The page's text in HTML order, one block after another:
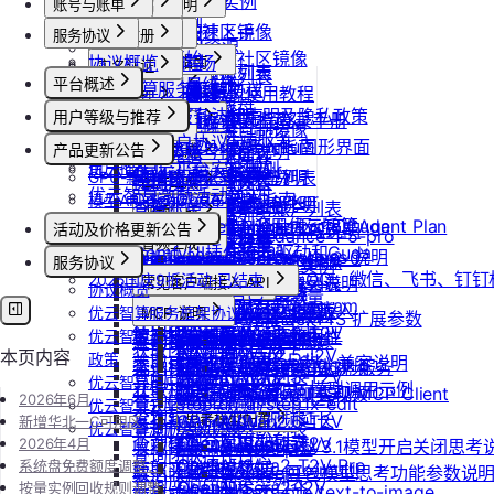
创建实例
登录实例
本地数据上传
文件管理
制作私有镜像
调用公共模型库
防火墙及端口设置
配置外网加速
云硬盘扩容与挂载
云存储挂载
模型库挂载
自启动
手动安装监控
无卡模式
发布社区镜像
如何发布社区镜像
更新已发布的社区镜像
计费与回收
计费概览
计费方式说明
到期或欠费说明
续费管理
回收规则
GPU最佳实践
Isaac系列镜像使用教程
Windows实例远程登录手册
通过VNC搭建Ubuntu图形界面
ubuntu如何安装Dify
ubuntu如何安装Docker
Windows安装Nvidia驱动和Cuda
ubuntu安装Nvidia驱动和Cuda
使用LangBot快速部署QQ、微信、飞书、钉钉
使用Clawdbot连接Telegram
使用Clawdbot连接飞书
GPU实例
创建GPU资源
获取实例资源列表
启动实例
关闭实例
删除实例
重启实例
重装实例
重置实例密码
升降配实例
获取支持的可用区信息列表
查询网络加速服务状态
检查指定规格的资源可用性
获取可用机型列表
获取机型族列表
查询软件端口映射列表
查询模型仓库模型列表
获取实例监控数据
实例镜像
获取自制镜像列表
创建自制镜像
删除算力平台自制镜像
获取社区镜像列表
获取平台镜像列表
查询镜像已共享的账户列表
获取镜像标签列表
查询他人共享给自己的镜像
查询已收藏的镜像列表
查询自己发布的社区镜像
查询指定用户的社区镜像
查询镜像制作进度
共享/取消共享镜像
发布镜像到社区
收藏镜像
取消收藏镜像
磁盘与云存储
创建并挂载云盘
删除云盘
卸载云盘
扩容云盘
挂载已有云盘
查询云盘扩容价格
挂载 US3 对象存储到实例
云存储文件上传和下载
团队管理
创建团队
邀请成员加入团队
删除团队
查询成员订单列表
查询成员订单数量
查询成员未支付订单
查询成员未支付订单数量
导出团队账单
获取团队详情
查询已创建的团队列表
查询团队邀请记录
查询已加入的团队列表
查询团队操作日志
查询成员产品类型列表
套餐包使用说明
套餐包快速上手
套餐计费逻辑
套餐用量统计
客户端接入
OpenClaw 云端服务
按量计费说明
按量API调用指南
快速开始
通用说明
认证鉴权
错误码
文本生成
如何获取模型列表
模型协议支持说明
API支持与扩展字段说明
OpenAI-Completions 说明
OpenAI-Response说明
Embeddings 向量嵌入
Gemini 快速开始
Claude (Anthropic) 兼容说明
DeepSeek-OCR 模型调用示例
思考模型配置
DeepSeek V3.1模型开启关闭思考
Doubao豆包模型思考功能参数说明
图片生成
Nano Banana
Nano Banana Pro
Nano Banana 2
gpt-image-1
gpt-image-1.5
gpt-image-2
doubao-seedream
Qwen-Image-Edit
Qwen-Image
stepfun-ai/step1x-edit
flux.1-dev
flux-kontext-pro
flux-kontext-pro/multi
视频生成
doubao-seedance-1-5-pro
doubao-seedance-2-0
Vidu 系列
Vidu/文生视频
Vidu/图生视频
Vidu/参考图生视频
Vidu/首尾帧生视频
Vidu/视频延长
Vidu/对口型
Wan-AI/Wan2.2-I2V
Wan-AI/Wan2.2-T2V
Wan-AI/Wan2.5-I2V
Wan-AI/Wan2.5-T2V
Wan-AI/Wan2.6-I2V
Wan-AI/Wan2.6-T2V
OpenAI/Sora2-T2V
OpenAI/Sora2-T2V-Pro
OpenAI/Sora2-I2V
音频生成
IndexTTS
自定义音色
IndexTeam/IndexTTS 扩展参数
suno音乐生成
MiniMax/speech-hd
通义千问 Qwen-TTS
常见问题答疑
最佳实践
OpenClaw 接入指南
Claude Code 接入指南
Codex 接入指南
OpenCode 接入指南
如何在codex中调用优云智算Agent Plan
ComfyUI插件接入
常见客户端接入 API
Dify
RAGFlow
AnythingLLM
纳米AI
n8n
GPT4All
Cherry Studio
Chatbox
ChatHub
MCP 说明
MCP 简介
通过 CLINE 接入 MCP 服务
通过 UCloud API 实现 MCP Client
产品介绍
产品介绍
快速开始
控制台操作
Agent广场
操作指南
模型配置
计费说明
升配与续费
到期与数据说明
账号与账单
账号注册
注册流程
注销账号
实名认证
认证概览
个人认证
高校认证
企业认证
团队管理
团队功能概览
管理员账号操作说明
团队成员账号操作说明
账单与发票
账号充值
提现规则
查看账单
开具发票
服务协议
协议概览
优云智算服务框架协议
优云智算云服务法律声明及隐私政策
优云智算用户协议
优云智算云平台安全规则
优云智算激励活动协议
平台概述
平台介绍
加入社群
用户等级与推荐
会员等级
用户推荐
产品更新公告
GPU-新功能发布记录
模型API-新功能发布记录
活动及价格更新公告
双11夜间折扣-2025.11
2025国庆9折活动-已结束
服务协议
协议概览
优云智算服务框架协议
优云智算云服务法律声明及隐私
政策
优云智算用户协议
优云智算云平台安全规则
优云智算激励活动协议
本页内容
2026年6月
新增华北一C可用区
2026年4月
系统盘免费额度调整：
按量实例回收规则调整：